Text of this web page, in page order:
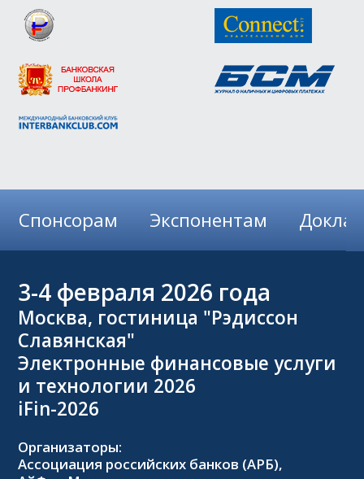
Спонсорам Экспонентам
3-4 февраля 2026 года
Москва, гостиница "Рэдиссон
Славянская"
Электронные финансовые услуги
и технологии 2026
iFin-2026
Организаторы:
Ассоциация российских банков (АРБ),